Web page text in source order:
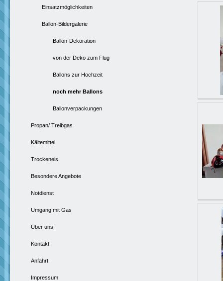
Einsatzmöglichkeiten
Ballon-Bildergalerie
Ballon-Dekoration
von der Deko zum Flug
Ballons zur Hochzeit
noch mehr Ballons
Ballonverpackungen
Propan/ Treibgas
Kältemittel
Trockeneis
Besondere Angebote
Notdienst
Umgang mit Gas
Über uns
Kontakt
Anfahrt
Impressum